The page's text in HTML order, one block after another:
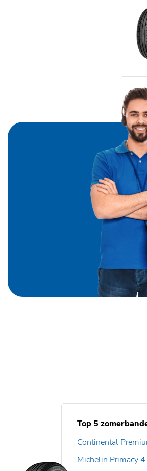
Top 5
Continental
Michelin Primacy 4